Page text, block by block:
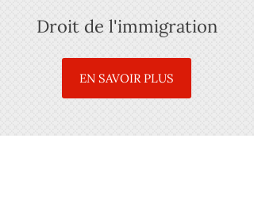
Droit de l'immigration
EN SAVOIR PLUS